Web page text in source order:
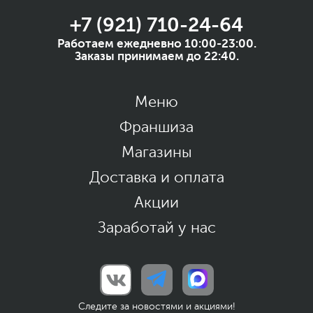
+7 (921) 710-24-64
Работаем ежедневно 10:00-23:00.
Заказы принимаем до 22:40.
Меню
Франшиза
Магазины
Доставка и оплата
Акции
Заработай у нас
Следите за новостями и акциями!